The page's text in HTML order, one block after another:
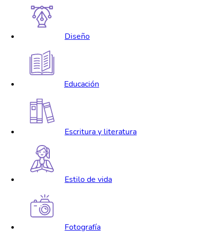
Diseño
Educación
Escritura y literatura
Estilo de vida
Fotografía